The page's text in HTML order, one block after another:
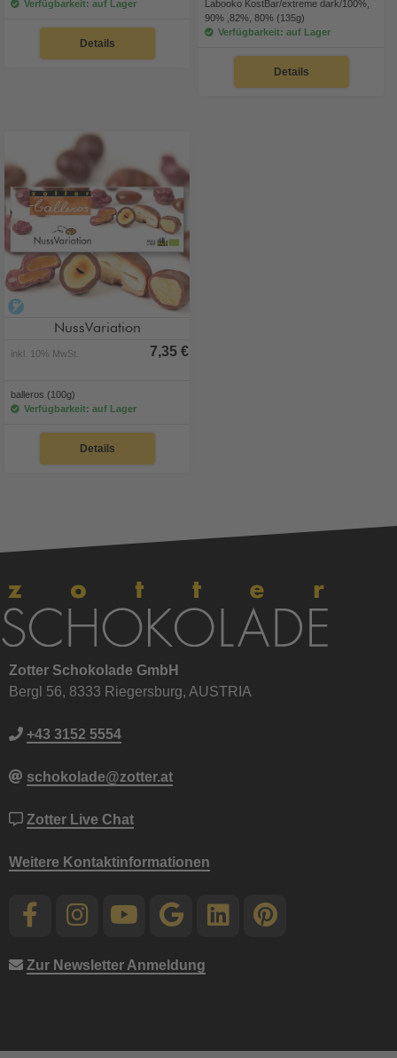
Verfügbarkeit: auf Lager
Details
Labooko KostBar/extreme dark/100%,
90% ,82%, 80% (135g)
Verfügbarkeit: auf Lager
Details
NussVariation
inkl. 10% MwSt. 7,35 €
balleros (100g)
Verfügbarkeit: auf Lager
Details
Zotter Schokolade GmbH
Bergl 56, 8333 Riegersburg, AUSTRIA
+43 3152 5554
schokolade@zotter.at
Zotter Live Chat
Weitere Kontaktinformationen
Zur Newsletter Anmeldung